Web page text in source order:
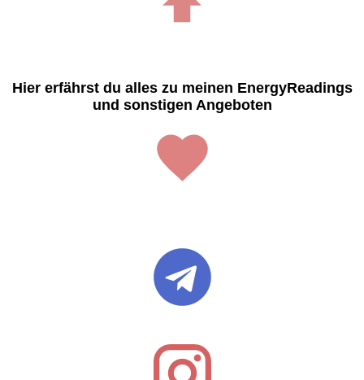
Hier erfährst du alles zu meinen EnergyReadings
und sonstigen Angeboten